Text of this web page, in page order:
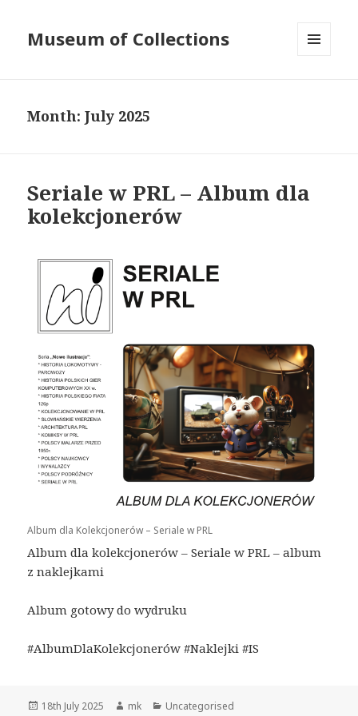
Museum of Collections
Month:July 2025
Seriale w PRL – Album dla
kolekcjonerów
Album dla Kolekcjonerów – Seriale w PRL
Album dla kolekcjonerów – Seriale w PRL – album
z naklejkami
Album gotowy do wydruku
#AlbumDlaKolekcjonerów #Naklejki #IS
Posted
18th July 2025 Author
mk Categories
Uncategorised